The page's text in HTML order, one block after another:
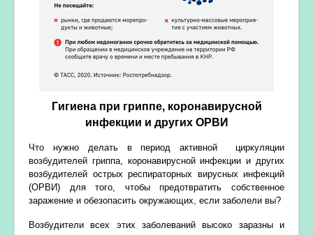
Гигиена при гриппе, коронавирусной
инфекции и других ОРВИ
Что нужно делать в период активной циркуляции
возбудителей гриппа, коронавирусной инфекции и других
возбудителей острых респираторных вирусных инфекций
(ОРВИ) для того, чтобы предотвратить собственное
заражение и обезопасить окружающих, если заболели вы?
Возбудители всех этих заболеваний высоко заразны и